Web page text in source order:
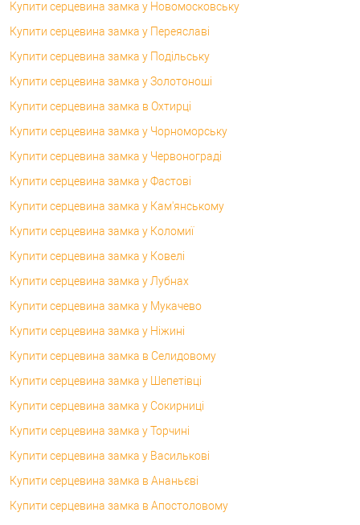
Купити серцевина замка у Новомосковську
Купити серцевина замка у Переяславі
Купити серцевина замка у Подільську
Купити серцевина замка у Золотоноші
Купити серцевина замка в Охтирці
Купити серцевина замка у Чорноморську
Купити серцевина замка у Червонограді
Купити серцевина замка у Фастові
Купити серцевина замка у Кам'янському
Купити серцевина замка у Коломиї
Купити серцевина замка у Ковелі
Купити серцевина замка у Лубнах
Купити серцевина замка у Мукачево
Купити серцевина замка у Ніжині
Купити серцевина замка в Селидовому
Купити серцевина замка у Шепетівці
Купити серцевина замка у Сокирниці
Купити серцевина замка у Торчині
Купити серцевина замка у Василькові
Купити серцевина замка в Ананьєві
Купити серцевина замка в Апостоловому